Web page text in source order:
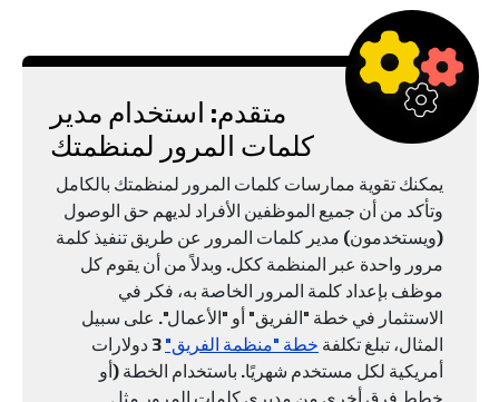
متقدم: استخدام مدير
كلمات المرور لمنظمتك
يمكنك تقوية ممارسات كلمات المرور لمنظمتك بالكامل
وتأكد من أن جميع الموظفين الأفراد لديهم حق الوصول
(ويستخدمون) مدير كلمات المرور عن طريق تنفيذ كلمة
مرور واحدة عبر المنظمة ككل. وبدلاً من أن يقوم كل
موظف بإعداد كلمة المرور الخاصة به، فكر في
الاستثمار في خطة "الفريق" أو "الأعمال". على سبيل
المثال، تبلغ تكلفة خطة "منظمة الفريق"
3 دولارات
أمريكية لكل مستخدم شهريًا. باستخدام الخطة (أو
خطط فرق أخرى من مديري كلمات المرور مثل